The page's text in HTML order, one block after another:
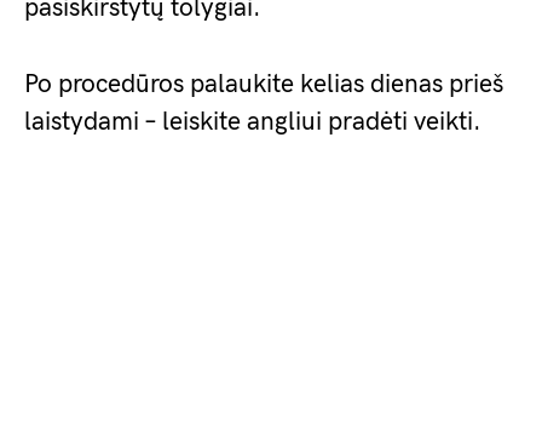
pasiskirstytų tolygiai.
Po procedūros palaukite kelias dienas prieš
laistydami – leiskite angliui pradėti veikti.